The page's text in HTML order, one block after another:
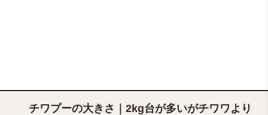
チワプーの大きさ｜2kg台が多いがチワワより